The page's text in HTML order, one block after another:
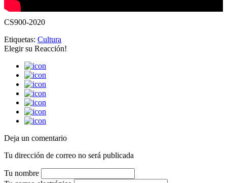
CS900-2020
Etiquetas: Cultura
Elegir su Reacción!
Deja un comentario
Tu dirección de correo no será publicada
Tu nombre